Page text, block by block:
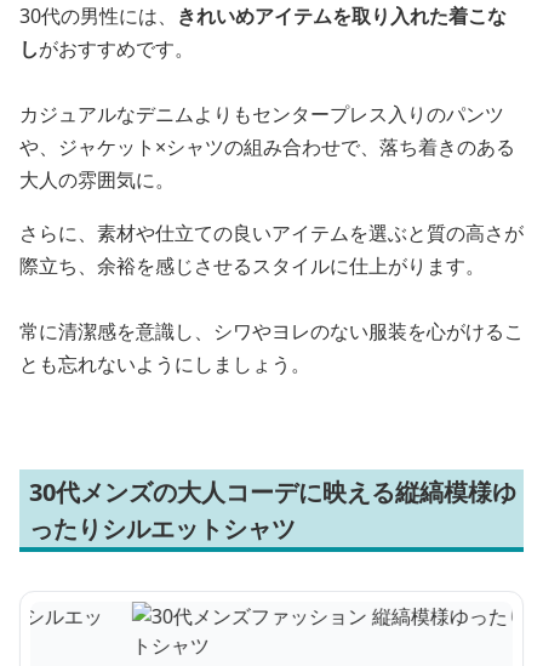
30代の男性には、 きれいめアイテムを取り入れた着こな
しがおすすめです。
カジュアルなデニムよりもセンタープレス入りのパンツ
や、ジャケット×シャツの組み合わせで、落ち着きのある
大人の雰囲気に。
さらに、素材や仕立ての良いアイテムを選ぶと質の高さが
際立ち、余裕を感じさせるスタイルに仕上がります。
常に清潔感を意識し、シワやヨレのない服装を心がけるこ
とも忘れないようにしましょう。
30代メンズの大人コーデに映える縦縞模様ゆ
ったりシルエットシャツ